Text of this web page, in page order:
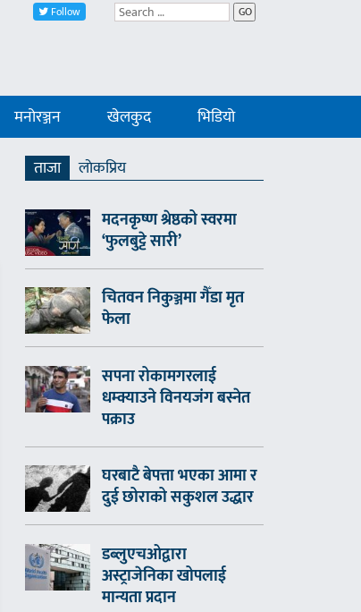
Follow GO
मनोरञ्जन खेलकुद भिडियो
ताजा
लाेकप्रिय
मदनकृष्ण श्रेष्ठको स्वरमा
‘फुलबुट्टे सारी’
चितवन निकुञ्जमा गैँडा मृत
फेला
सपना रोकामगरलाई
धम्क्याउने विनयजंग बस्नेत
पक्राउ
घरबाटै बेपत्ता भएका आमा र
दुई छोराको सकुशल उद्धार
डब्लुएचओद्वारा
अस्ट्राजेनिका खोपलाई
मान्यता प्रदान